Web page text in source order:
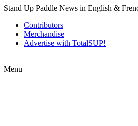
Stand Up Paddle News in English &
Contributors
Merchandise
Advertise with TotalSUP!
Menu